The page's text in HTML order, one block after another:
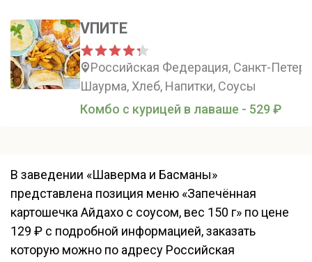
VПИТЕ
Российская Федерация, Санкт-
Шаурма, Хлеб, Напитки, Соусы
Комбо с курицей в лаваше - 529 ₽
В заведении «Шаверма и Басманы»
представлена позиция меню «Запечённая
картошечка Айдахо с соусом, вес 150 г» по цене
129 ₽ с подробной информацией, заказать
которую можно по адресу Российская